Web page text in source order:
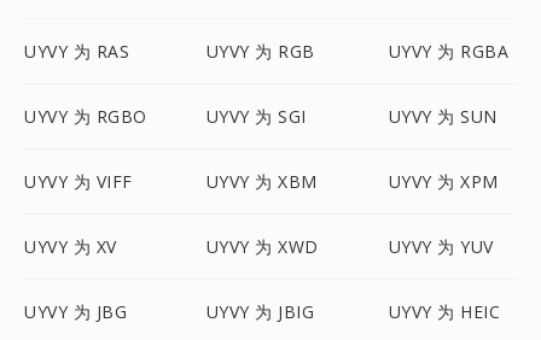
UYVY 为 RAS UYVY 为 RGB UYVY 为 RGBA
UYVY 为 RGBO UYVY 为 SGI UYVY 为 SUN
UYVY 为 VIFF UYVY 为 XBM UYVY 为 XPM
UYVY 为 XV UYVY 为 XWD UYVY 为 YUV
UYVY 为 JBG UYVY 为 JBIG UYVY 为 HEIC